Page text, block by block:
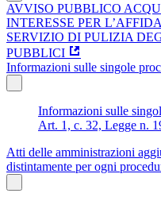
AVVISO PUBBLICO
INTERESSE PER
SERVIZIO DI PULIZIA
PUBBLICI
Informazioni sulle singole
Informazioni sulle
Art. 1, c. 32, Legge n.
Atti delle amministrazioni
distintamente per ogni